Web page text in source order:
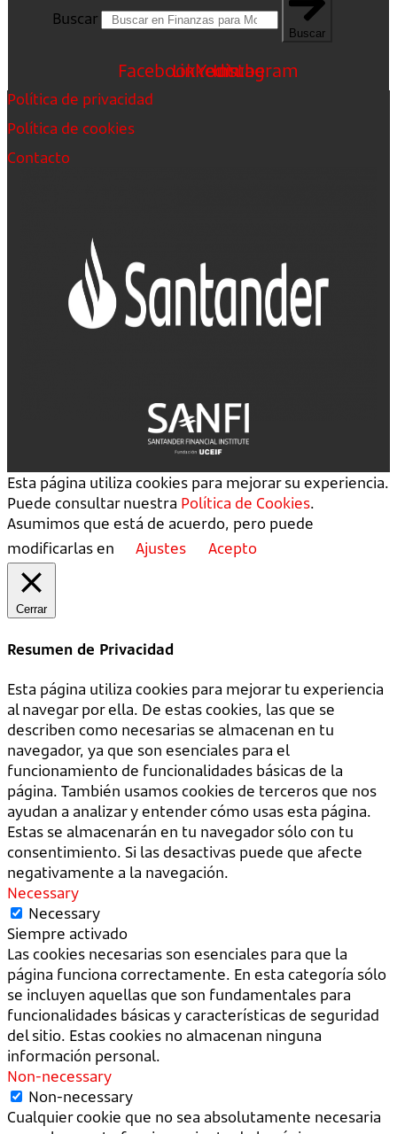
Buscar
Buscar
FacebookLinkedin
Youtube
Instagram
Política de privacidad
Política de cookies
Contacto
Esta página utiliza cookies para mejorar su experiencia.
Puede consultar nuestra Política de Cookies.
Asumimos que está de acuerdo, pero puede
modificarlas en
Ajustes Acepto
Cerrar
Resumen de Privacidad
Esta página utiliza cookies para mejorar tu experiencia
al navegar por ella. De estas cookies, las que se
describen como necesarias se almacenan en tu
navegador, ya que son esenciales para el
funcionamiento de funcionalidades básicas de la
página. También usamos cookies de terceros que nos
ayudan a analizar y entender cómo usas esta página.
Estas se almacenarán en tu navegador sólo con tu
consentimiento. Si las desactivas puede que afecte
negativamente a la navegación.
Necessary
Necessary
Siempre activado
Las cookies necesarias son esenciales para que la
página funciona correctamente. En esta categoría sólo
se incluyen aquellas que son fundamentales para
funcionalidades básicas y características de seguridad
del sitio. Estas cookies no almacenan ninguna
información personal.
Non-necessary
Non-necessary
Cualquier cookie que no sea absolutamente necesaria